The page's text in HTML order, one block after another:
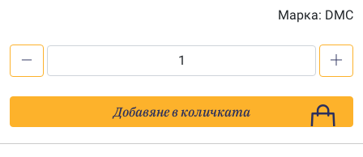
Марка: DMC
Мулине
DMC
Добавяне в количката